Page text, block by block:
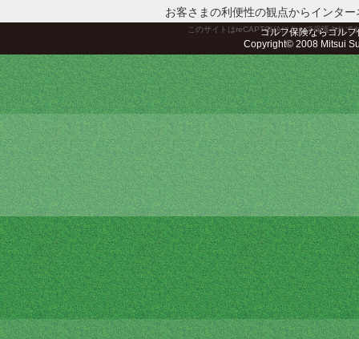
お客さまの利便性の観点からインタ
このサイトはreCAPTCHAによって保護されて
ゴルフ保険ならゴル
Copyright© 2008 Mitsui